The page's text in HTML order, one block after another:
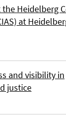
Heidelberg
at
and visibility in
justice